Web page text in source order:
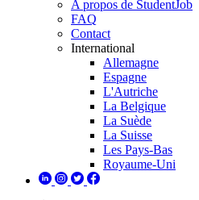
A propos de StudentJob
FAQ
Contact
International
Allemagne
Espagne
L'Autriche
La Belgique
La Suède
La Suisse
Les Pays-Bas
Royaume-Uni